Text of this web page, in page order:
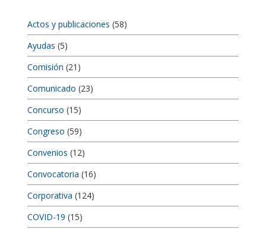
Actos y publicaciones (58)
Ayudas (5)
Comisión (21)
Comunicado (23)
Concurso (15)
Congreso (59)
Convenios (12)
Convocatoria (16)
Corporativa (124)
COVID-19 (15)